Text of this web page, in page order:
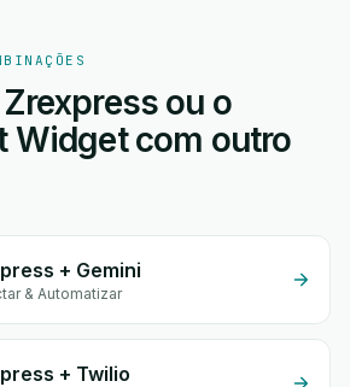
ou o
Widget com outro
+ Gemini
& Automatizar
+ Twilio